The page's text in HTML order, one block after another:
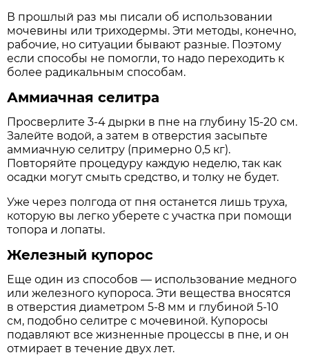
В прошлый раз мы писали об использовании
мочевины или триходермы. Эти методы, конечно,
рабочие, но ситуации бывают разные. Поэтому
если способы не помогли, то надо переходить к
более радикальным способам.
Аммиачная селитра
Просверлите 3-4 дырки в пне на глубину 15-20 см.
Залейте водой, а затем в отверстия засыпьте
аммиачную селитру (примерно 0,5 кг).
Повторяйте процедуру каждую неделю, так как
осадки могут смыть средство, и толку не будет.
Уже через полгода от пня останется лишь труха,
которую вы легко уберете с участка при помощи
топора и лопаты.
Железный купорос
Еще один из способов — использование медного
или железного купороса. Эти вещества вносятся
в отверстия диаметром 5-8 мм и глубиной 5-10
см, подобно селитре с мочевиной. Купоросы
подавляют все жизненные процессы в пне, и он
отмирает в течение двух лет.